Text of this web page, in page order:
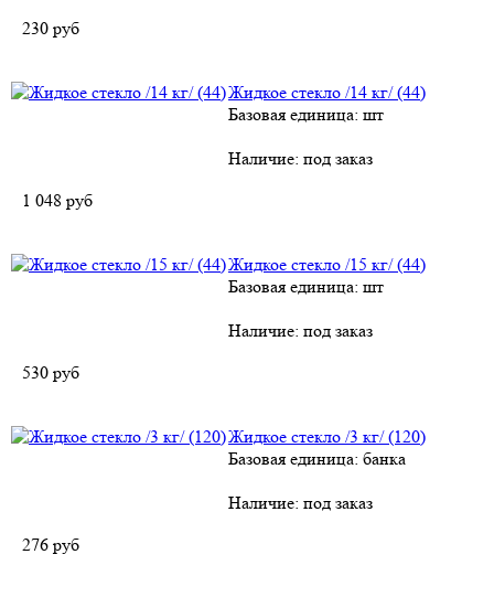
230 руб
Жидкое стекло /14 кг/ (44)
Базовая единица: шт
Наличие: под заказ
1 048 руб
Жидкое стекло /15 кг/ (44)
Базовая единица: шт
Наличие: под заказ
530 руб
Жидкое стекло /3 кг/ (120)
Базовая единица: банка
Наличие: под заказ
276 руб